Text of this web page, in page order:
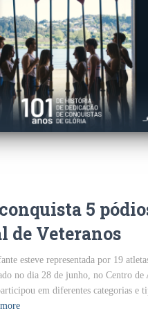
5
de Veteranos
esteve representada por 19
no dia 28 de junho, no Centro
em diferentes categorias e